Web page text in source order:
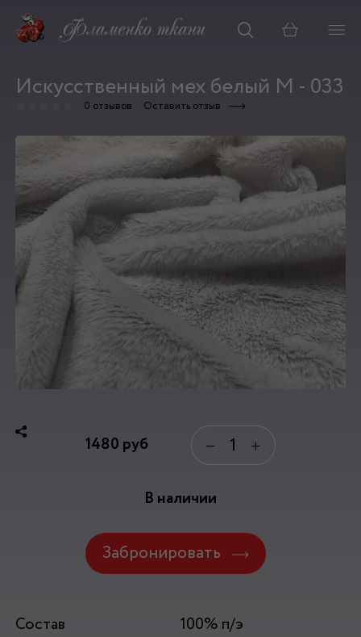
Корзина
Искусственный мех белый М - 033
0 отзывов Оставить отзыв
1480 руб − +
В наличии
Забронировать
Состав
100% п/э